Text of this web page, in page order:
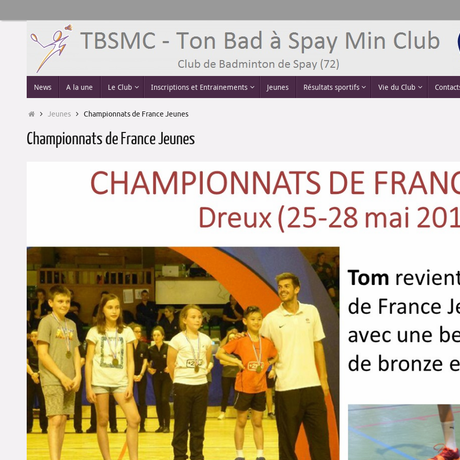
contenu
News A la une Le Club Inscriptions et Entrainements Jeunes Résultats sportifs Vie du Club
Accueil
Jeunes Championnats de France Jeunes
Championnats de France Jeunes